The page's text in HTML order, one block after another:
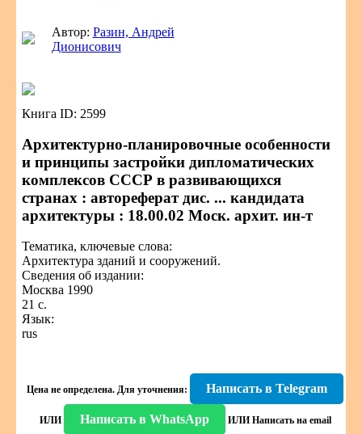
Автор: Разин, Андрей
Дионисович
Книга ID: 2599
Архитектурно-планировочные особенности
и принципы застройки дипломатических
комплексов СССР в развивающихся
странах : автореферат дис. ... кандидата
архитектуры : 18.00.02 Моск. архит. ин-т
Тематика, ключевые слова:
Архитектура зданий и сооружений.
Сведения об издании:
Москва 1990
21 с.
Язык:
rus
Цена не определена. Для уточнения: Написать в Telegram
ИЛИ Написать в WhatsApp ИЛИ Написать на email